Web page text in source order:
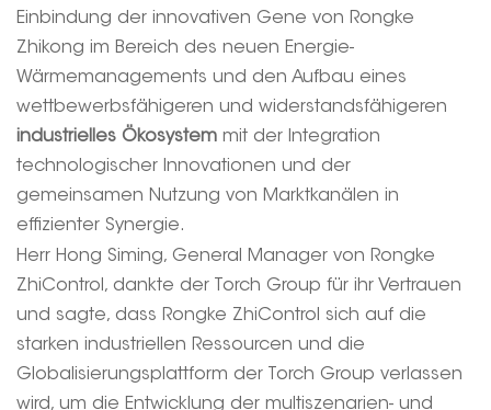
Einbindung der innovativen Gene von Rongke
Zhikong im Bereich des neuen Energie-
Wärmemanagements und den Aufbau eines
wettbewerbsfähigeren und widerstandsfähigeren
industrielles Ökosystem mit der Integration
technologischer Innovationen und der
gemeinsamen Nutzung von Marktkanälen in
effizienter Synergie.
Herr Hong Siming, General Manager von Rongke
ZhiControl, dankte der Torch Group für ihr Vertrauen
und sagte, dass Rongke ZhiControl sich auf die
starken industriellen Ressourcen und die
Globalisierungsplattform der Torch Group verlassen
wird, um die Entwicklung der multiszenarien- und